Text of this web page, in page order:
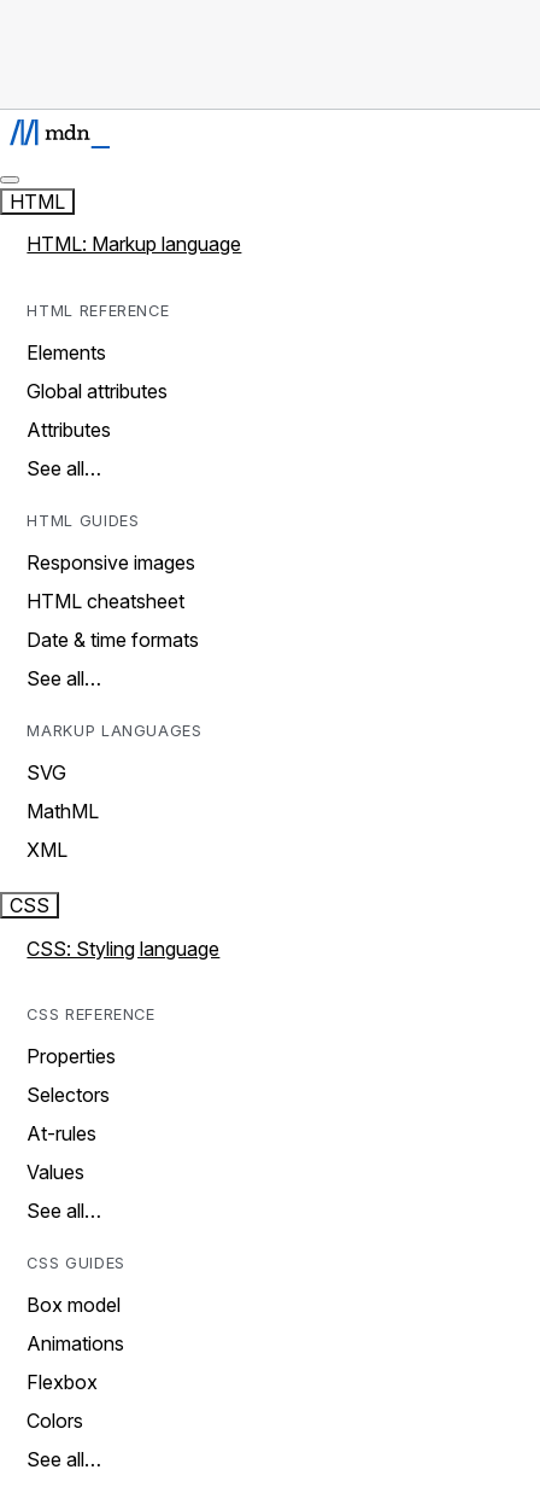
HTML
HTML: Markup language
HTML REFERENCE
Elements
Global attributes
Attributes
See all…
HTML GUIDES
Responsive images
HTML cheatsheet
Date & time formats
See all…
MARKUP LANGUAGES
SVG
MathML
XML
CSS
CSS: Styling language
CSS REFERENCE
Properties
Selectors
At-rules
Values
See all…
CSS GUIDES
Box model
Animations
Flexbox
Colors
See all…